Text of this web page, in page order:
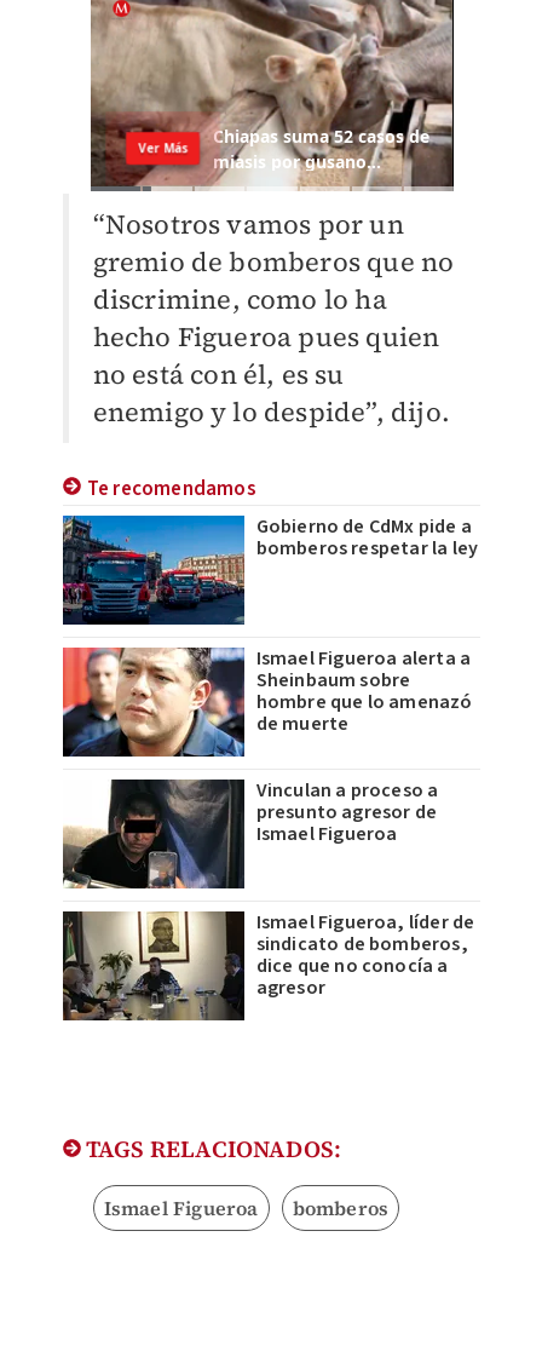
“Nosotros vamos por un
gremio de bomberos que no
discrimine, como lo ha
hecho Figueroa pues quien
no está con él, es su
enemigo y lo despide”, dijo.
Te recomendamos
Gobierno de CdMx pide a
bomberos respetar la ley
Ismael Figueroa alerta a
Sheinbaum sobre
hombre que lo amenazó
de muerte
Vinculan a proceso a
presunto agresor de
Ismael Figueroa
Ismael Figueroa, líder de
sindicato de bomberos,
dice que no conocía a
agresor
TAGS RELACIONADOS:
Ismael Figueroa bomberos